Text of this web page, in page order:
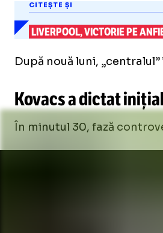
CITEȘTE ȘI
LIVERPOOL, VICTORIE PE
După nouă luni,
Kovacs a dictat
În minutul 30, fază